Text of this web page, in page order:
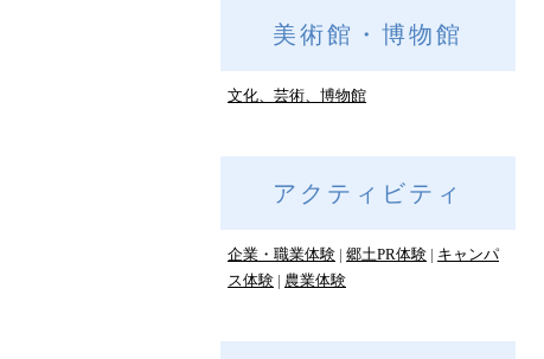
美術館・博物館
文化、芸術、博物館
アクティビティ
企業・職業体験 郷土PR体験
キャンパ
ス体験
農業体験